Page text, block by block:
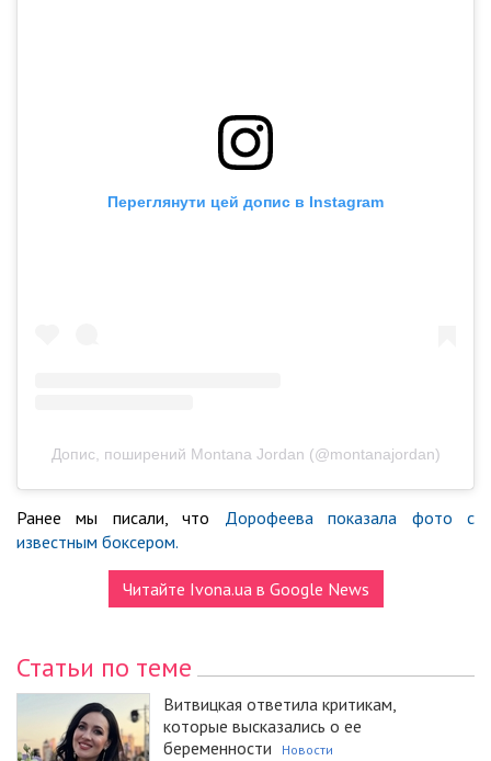
Переглянути цей допис в Instagram
Допис, поширений Montana Jordan (@montanajordan)
Ранее мы писали, что Дорофеева показала фото с
известным боксером.
Читайте Ivona.ua в Google News
Статьи по теме
Витвицкая ответила критикам,
которые высказались о ее
беременности
Новости